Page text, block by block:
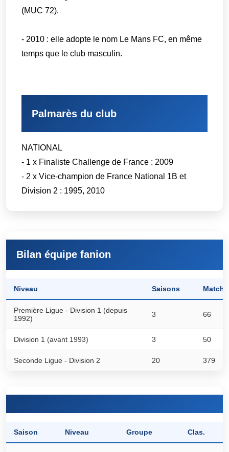
(MUC 72).
- 2010 : elle adopte le nom Le Mans FC, en même
temps que le club masculin.
Palmarès du club
NATIONAL
- 1 x Finaliste Challenge de France : 2009
- 2 x Vice-champion de France National 1B et
Division 2 : 1995, 2010
Bilan équipe fanion
Niveau Saisons Matchs
Première Ligue - Division 1 (depuis
1992)
3 66
Division 1 (avant 1993) 3 50
Seconde Ligue - Division 2 20 379
Saison Niveau Groupe Clas.